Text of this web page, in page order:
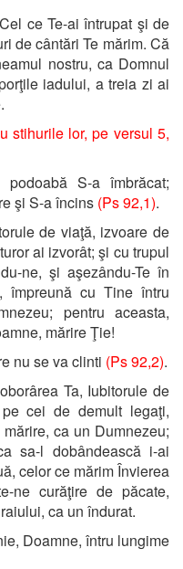
ce Te-ai întrupat şi de
de cântări Te mărim. Că
nostru, ca Domnul
iadului, a treia zi ai
stihurile lor, pe versul 5,
S-a îmbrăcat;
şi S-a încins (Ps 92,1).
de viaţă, izvoare de
ai izvorât; şi cu trupul
ne, şi aşezându-Te în
împreună cu Tine întru
pentru aceasta,
mărire Ţie!
nu se va clinti (Ps 92,2).
Ta, Iubitorule de
cei de demult legaţi,
ca un Dumnezeu;
sa-l dobândească i-ai
celor ce mărim Învierea
ne curăţire de păcate,
ca un îndurat.
Doamne, întru lungime